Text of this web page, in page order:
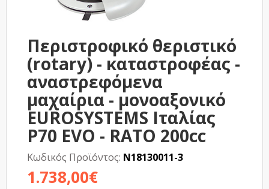
Περιστροφικό θεριστικό
(rotary) - καταστροφέας -
αναστρεφόμενα
μαχαίρια - μονοαξονικό
EUROSYSTEMS Ιταλίας
P70 EVO - RATO 200cc
Κωδικός Προϊόντος: N18130011-3
1.738,00€